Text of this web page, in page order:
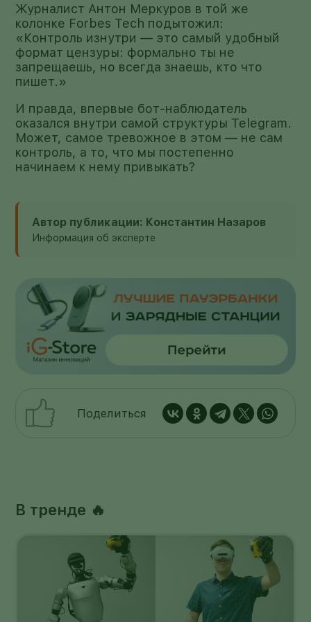
Журналист Антон Меркуров в той же
колонке Forbes Tech подытожил:
«Контроль изнутри — это самый удобный
формат цензуры: формально ты не
запрещаешь, но всегда знаешь, кто что
пишет.»
И правда, впервые бот-наблюдатель
оказался внутри самой структуры Telegram.
Может, самое тревожное в этом — не сам
контроль, а то, что мы постепенно
начинаем к нему привыкать?
Автор публикации: Константин Назаров
Информация об эксперте
Поделиться
В тренде 🔥